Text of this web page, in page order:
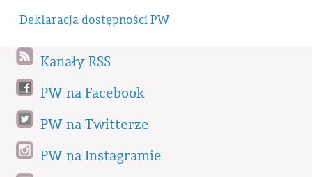
Deklaracja dostępności PW
Kanały RSS
PW na Facebook
PW na Twitterze
PW na Instagramie